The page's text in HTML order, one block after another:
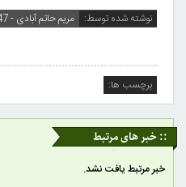
نوشته شده توسط:
مریم حاتم آبادی - 1047 مطلب
برچسب ها:
:: خبر های مرتبط
خبر مرتبط یافت نشد.